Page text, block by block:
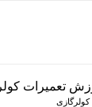
تعمیرات